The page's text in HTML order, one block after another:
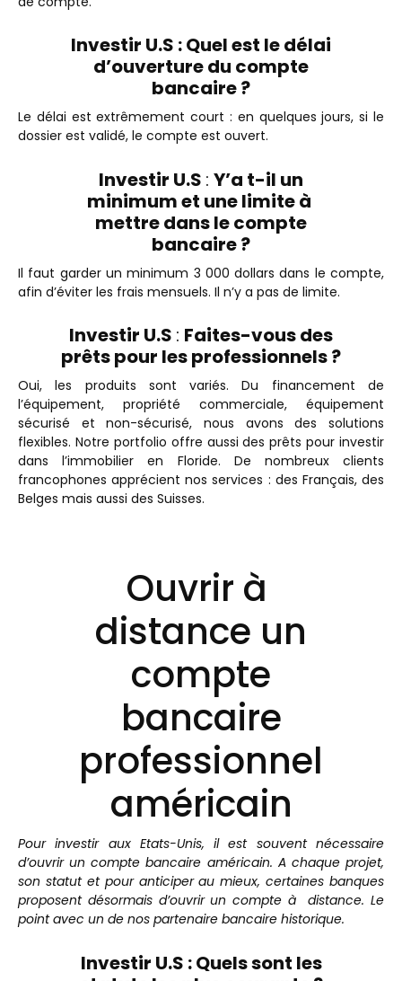
Investir U.S : Quel est le délai
d’ouverture du compte
bancaire ?
Le délai est extrêmement court : en quelques jours, si le
dossier est validé, le compte est ouvert.
Investir U.S : Y’a t-il un
minimum et une limite à
mettre dans le compte
bancaire ?
Il faut garder un minimum 3 000 dollars dans le compte,
afin d’éviter les frais mensuels. Il n’y a pas de limite.
Investir U.S : Faites-vous des
prêts pour les professionnels ?
Oui, les produits sont variés. Du financement de
l’équipement, propriété commerciale, équipement
sécurisé et non-sécurisé, nous avons des solutions
flexibles. Notre portfolio offre aussi des prêts pour investir
dans l’immobilier en Floride. De nombreux clients
francophones apprécient nos services : des Français, des
Belges mais aussi des Suisses.
Ouvrir à
distance un
compte
bancaire
professionnel
américain
Pour investir aux Etats-Unis, il est souvent nécessaire
d’ouvrir un compte bancaire américain. A chaque projet,
son statut et pour anticiper au mieux, certaines banques
proposent désormais d’ouvrir un compte à distance. Le
point avec un de nos partenaire bancaire historique.
Investir U.S : Quels sont les